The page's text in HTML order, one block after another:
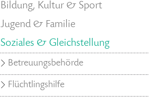
Bildung, Kultur & Sport
Jugend & Familie
Soziales & Gleichstellung
Betreuungsbehörde
Flüchtlingshilfe